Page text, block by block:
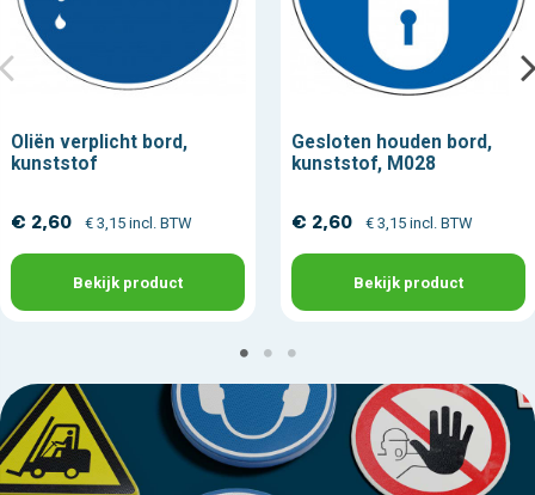
Oliën verplicht bord,
kunststof
€ 2,60 € 3,15 incl. BTW
Bekijk product
Gesloten houden bord,
kunststof, M028
€ 2,60 € 3,15 incl. BTW
Bekijk product